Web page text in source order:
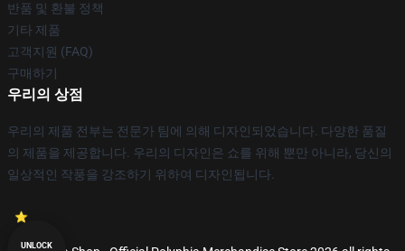
반품 및 환불 정책
기타 제품
고객지원 (FAQ)
구매하기
우리의 상점
우리의 제품 전부는 전문가 팀에 의해 디자인되었습니다. 다양한 품질
의 제품을 제공합니다. 우리의 디자인은 쇼를 위해 뿐만 아니라, 당신의
일상적인 작풍을 강조하기 위하여 디자인됩니다.
UNLOCK